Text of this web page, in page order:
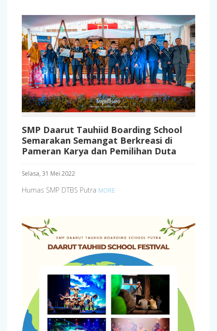
SMP Daarut Tauhiid Boarding School
Semarakan Semangat Berkreasi di
Pameran Karya dan Pemilihan Duta
Selasa, 31 Mei 2022
Humas SMP DTBS Putra MORE